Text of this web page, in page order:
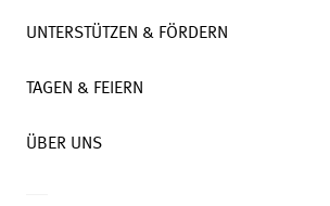
UNTERSTÜTZEN & FÖRDERN
TAGEN & FEIERN
ÜBER UNS